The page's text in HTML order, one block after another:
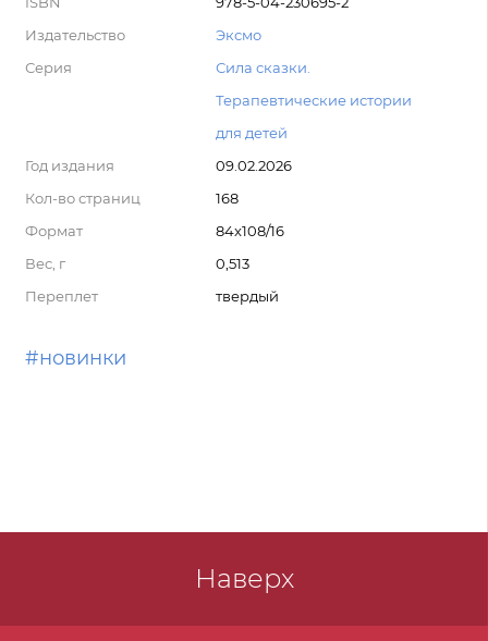
Издательство
Эксмо
Серия
Сила сказки.
Терапевтические истории
для детей
Год издания
09.02.2026
Кол-во страниц
168
Формат
84x108/16
Вес, г
0,513
Переплет
твердый
#новинки
Наверх